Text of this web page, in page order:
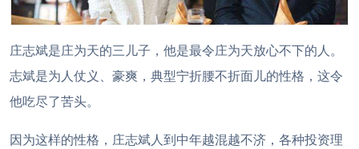
庄志斌是庄为天的三儿子，他是最令庄为天放心不下的人。
志斌是为人仗义、豪爽，典型宁折腰不折面儿的性格，这令
他吃尽了苦头。
因为这样的性格，庄志斌人到中年越混越不济，各种投资理